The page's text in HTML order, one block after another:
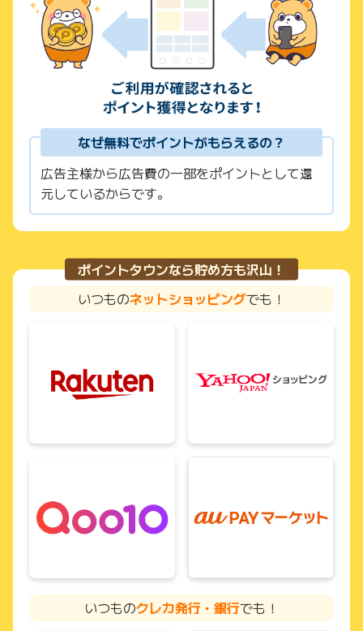
なぜ無料でポイントがもらえるの？
広告主様から広告費の一部をポイントとして還
元しているからです。
ポイントタウンなら貯め方も沢山！
いつものネットショッピングでも！
いつものクレカ発行・銀行でも！